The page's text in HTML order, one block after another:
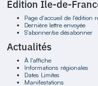
Édition Ile-de-
Page d'accueil de l'édition
Dernière lettre envoyée
S'abonner/se désabonner
Actualités
À l'affiche
Informations régionales
Dates Limites
Manifestations